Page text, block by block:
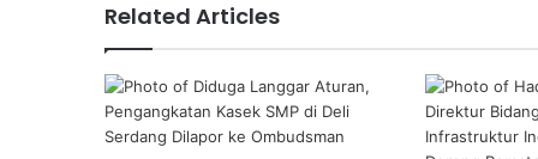
Related Articles